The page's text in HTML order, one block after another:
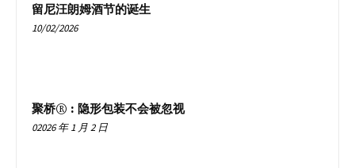
留尼汪朗姆酒节的诞生
10/02/2026
聚桥® : 隐形包装不会被忽视
02026 年 1 月 2 日